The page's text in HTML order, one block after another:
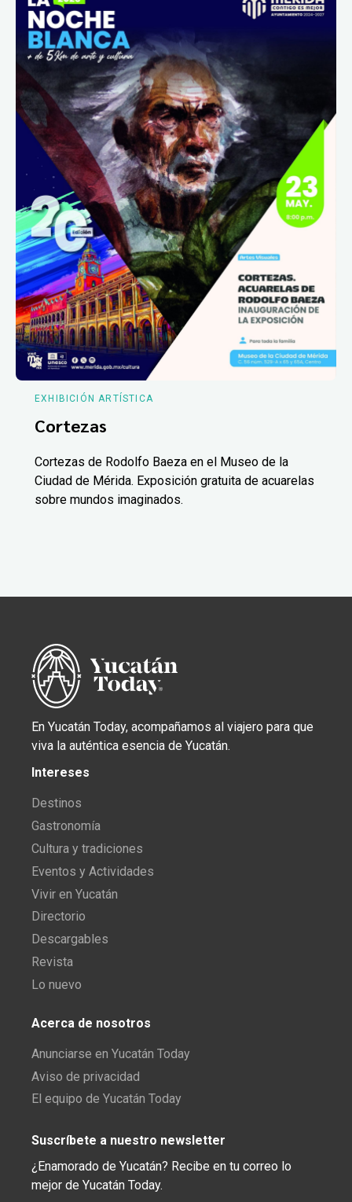
EXHIBICIÓN ARTÍSTICA
Cortezas
Cortezas de Rodolfo Baeza en el Museo de la
Ciudad de Mérida. Exposición gratuita de acuarelas
sobre mundos imaginados.
En Yucatán Today, acompañamos al viajero para que
viva la auténtica esencia de Yucatán.
Intereses
Destinos
Gastronomía
Cultura y tradiciones
Eventos y Actividades
Vivir en Yucatán
Directorio
Descargables
Revista
Lo nuevo
Acerca de nosotros
Anunciarse en Yucatán Today
Aviso de privacidad
El equipo de Yucatán Today
Suscríbete a nuestro newsletter
¿Enamorado de Yucatán? Recibe en tu correo lo
mejor de Yucatán Today.